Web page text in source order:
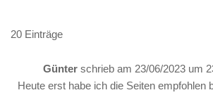
20 Einträge
Günter schrieb am 23/06/2023 um
Heute erst habe ich die Seiten empfohlen